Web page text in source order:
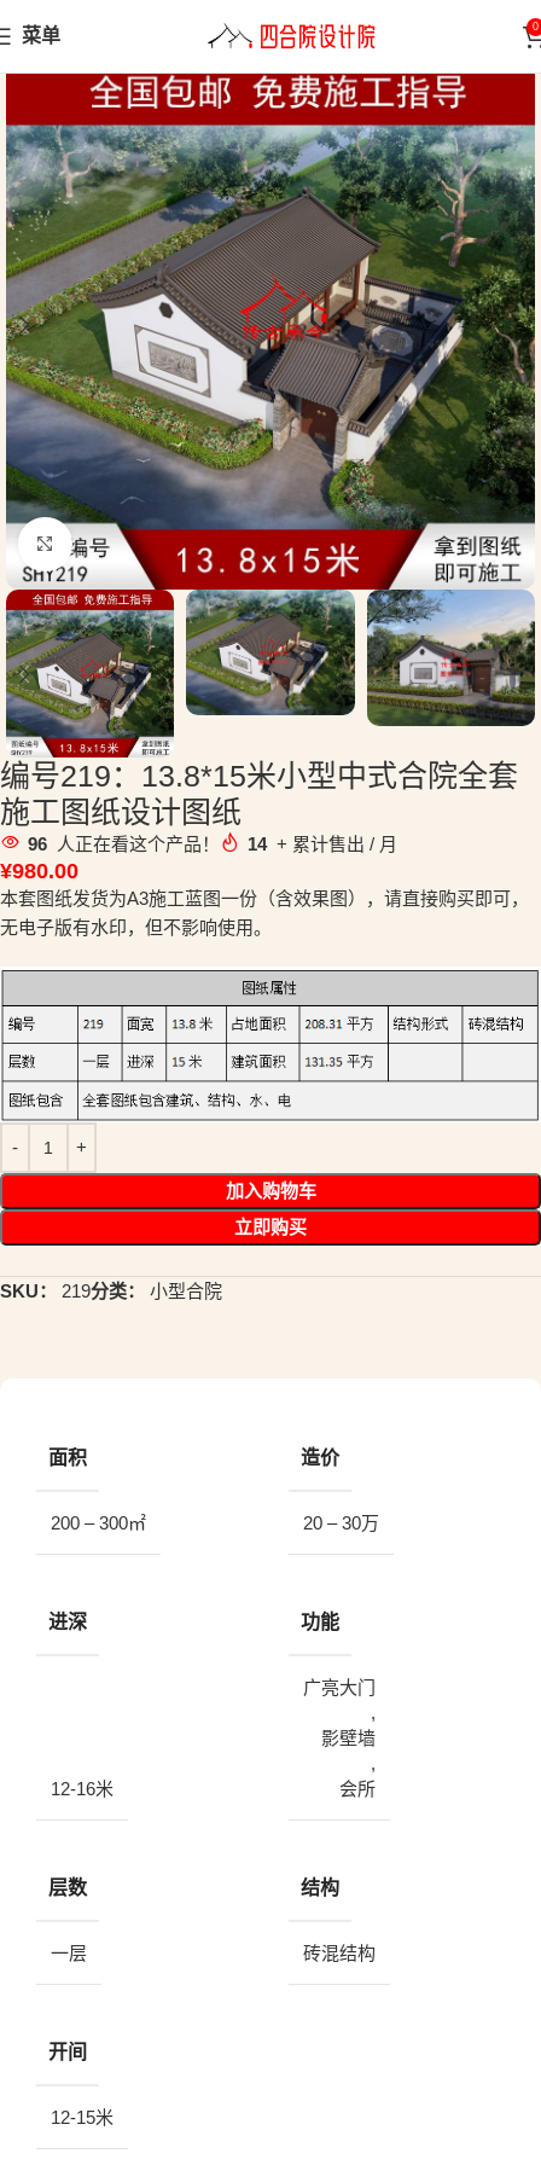
菜单 0
首页 小型合院
点击放大
编号219：13.8*15米小型中式合院全套
施工图纸设计图纸
96 人正在看这个产品！ 14 + 累计售出 / 月
¥980.00
本套图纸发货为A3施工蓝图一份（含效果图），请直接购买即可，
无电子版有水印，但不影响使用。
加入购物车
立即购买
SKU： 219分类： 小型合院
面积
200 – 300㎡
造价
20 – 30万
进深
12-16米
功能
广亮大门
,
影壁墙
,
会所
层数
一层
结构
砖混结构
开间
12-15米